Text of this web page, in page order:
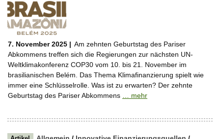
7. November 2025 | Am zehnten Geburtstag des Pariser
Abkommens treffen sich die Regierungen zur nächsten UN-
Weltklimakonferenz COP30 vom 10. bis 21. November im
brasilianischen Belém. Das Thema Klimafinanzierung spielt wie
immer eine Schlüsselrolle. Was ist zu erwarten? Der zehnte
Geburtstag des Pariser Abkommens
… mehr